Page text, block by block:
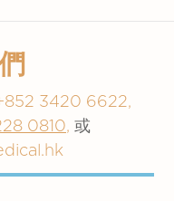
3420 6622,
0810, 或